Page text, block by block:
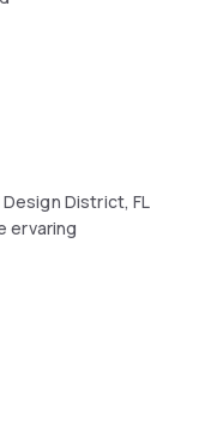
District, FL
ervaring